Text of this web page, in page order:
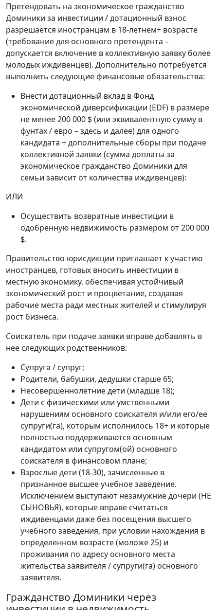
Претендовать на экономическое гражданство
Доминики за инвестиции / дотационный взнос
разрешается иностранцам в 18-летнем+ возрасте
(требование для основного претендента –
допускается включение в коллективную заявку более
молодых иждивенцев). Дополнительно потребуется
выполнить следующие финансовые обязательства:
Внести дотационный вклад в Фонд
экономической диверсификации (EDF) в размере
не менее 200 000 $ (или эквивалентную сумму в
фунтах / евро – здесь и далее) для одного
кандидата + дополнительные сборы при подаче
коллективной заявки (сумма доплаты за
экономическое гражданство Доминики для
семьи зависит от количества иждивенцев):
ИЛИ
Осуществить возвратные инвестиции в
одобренную недвижимость размером от 200 000
$.
Правительство юрисдикции приглашает к участию
иностранцев, готовых вносить инвестиции в
местную экономику, обеспечивая устойчивый
экономический рост и процветание, создавая
рабочие места ради местных жителей и стимулируя
рост бизнеса.
Соискатель при подаче заявки вправе добавлять в
нее следующих родственников:
Супруга / супруг;
Родители, бабушки, дедушки старше 65;
Несовершеннолетние дети (младше 18);
Дети с физическими или умственными
нарушениям основного соискателя и/или его/ее
супруги(га), которым исполнилось 18+ и которые
полностью поддерживаются основным
кандидатом или супругом(ой) основного
соискателя в финансовом плане;
Взрослые дети (18-30), зачисленные в
признанное высшее учебное заведение.
Исключением выступают незамужние дочери (НЕ
СЫНОВЬЯ), которые вправе считаться
иждивенцами даже без посещения высшего
учебного заведения, при условии нахождения в
определенном возрасте (моложе 25) и
проживания по адресу основного места
жительства заявителя / супруги(га) основного
заявителя.
Гражданство Доминики через